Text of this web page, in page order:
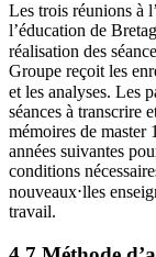
Les trois réunions à
l’éducation de
réalisation des
Groupe reçoit les
et les analyses. Les
séances à transcrire
mémoires de master
années suivantes
conditions
nouveaux⋅lles
travail.